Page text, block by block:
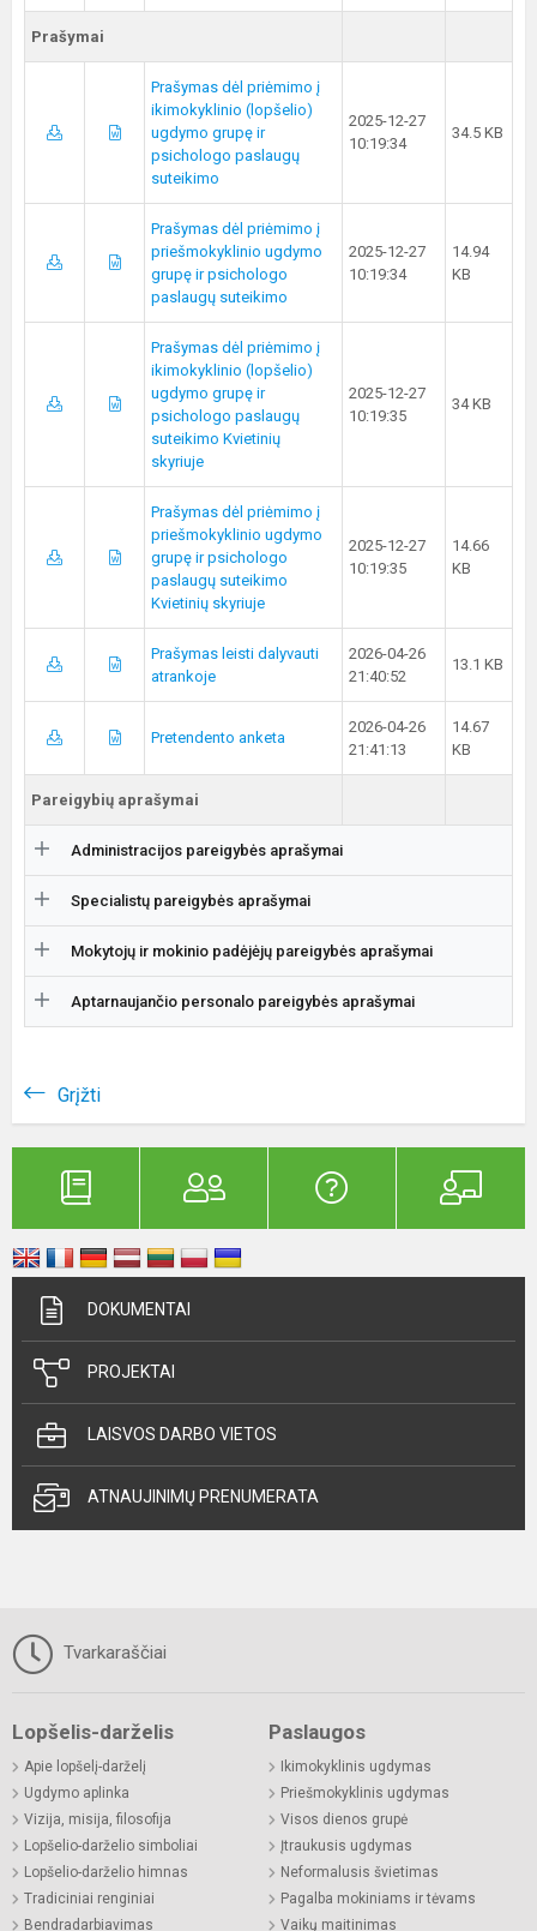
Prašymai
Prašymas dėl priėmimo į
ikimokyklinio (lopšelio)
ugdymo grupę ir
psichologo paslaugų
suteikimo
2025-12-27
10:19:34
34.5 KB
Prašymas dėl priėmimo į
priešmokyklinio ugdymo
grupę ir psichologo
paslaugų suteikimo
2025-12-27
10:19:34
14.94
KB
Prašymas dėl priėmimo į
ikimokyklinio (lopšelio)
ugdymo grupę ir
psichologo paslaugų
suteikimo Kvietinių
skyriuje
2025-12-27
10:19:35
34 KB
Prašymas dėl priėmimo į
priešmokyklinio ugdymo
grupę ir psichologo
paslaugų suteikimo
Kvietinių skyriuje
2025-12-27
10:19:35
14.66
KB
Prašymas leisti dalyvauti
atrankoje
2026-04-26
21:40:52
13.1 KB
Pretendento anketa
2026-04-26
21:41:13
14.67
KB
Pareigybių aprašymai
Administracijos pareigybės aprašymai
Specialistų pareigybės aprašymai
Mokytojų ir mokinio padėjėjų pareigybės aprašymai
Aptarnaujančio personalo pareigybės aprašymai
Grįžti
DOKUMENTAI
PROJEKTAI
LAISVOS DARBO VIETOS
ATNAUJINIMŲ PRENUMERATA
Tvarkaraščiai
Lopšelis-darželis
Apie lopšelį-darželį
Ugdymo aplinka
Vizija, misija, filosofija
Lopšelio-darželio simboliai
Lopšelio-darželio himnas
Tradiciniai renginiai
Bendradarbiavimas
Paslaugos
Ikimokyklinis ugdymas
Priešmokyklinis ugdymas
Visos dienos grupė
Įtraukusis ugdymas
Neformalusis švietimas
Pagalba mokiniams ir tėvams
Vaikų maitinimas